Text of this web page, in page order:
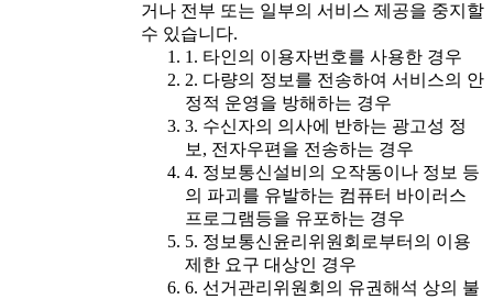
거나 전부 또는 일부의 서비스 제공을 중지할
수 있습니다.
1. 타인의 이용자번호를 사용한 경우
2. 다량의 정보를 전송하여 서비스의 안
정적 운영을 방해하는 경우
3. 수신자의 의사에 반하는 광고성 정
보, 전자우편을 전송하는 경우
4. 정보통신설비의 오작동이나 정보 등
의 파괴를 유발하는 컴퓨터 바이러스
프로그램등을 유포하는 경우
5. 정보통신윤리위원회로부터의 이용
제한 요구 대상인 경우
6. 선거관리위원회의 유권해석 상의 불